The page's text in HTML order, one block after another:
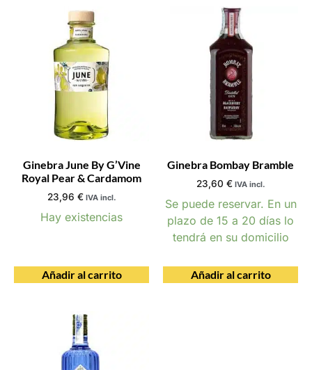
Ginebra June By G’Vine
Royal Pear & Cardamom
23,96 € IVA incl.
Hay existencias
Añadir al carrito
Ginebra Bombay Bramble
23,60 € IVA incl.
Se puede reservar. En un
plazo de 15 a 20 días lo
tendrá en su domicilio
Añadir al carrito